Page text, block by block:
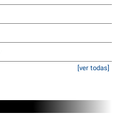
[ver todas]